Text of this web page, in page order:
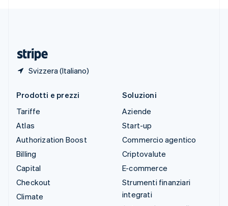
Svizzera (Italiano)
Prodotti e prezzi
Tariffe
Atlas
Authorization Boost
Billing
Capital
Checkout
Climate
Soluzioni
Aziende
Start-up
Commercio agentico
Criptovalute
E-commerce
Strumenti finanziari
integrati